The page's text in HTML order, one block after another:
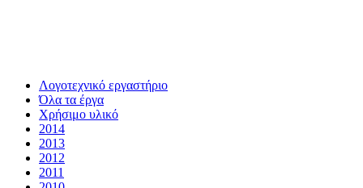
Λογοτεχνικό εργαστήριο
Όλα τα έργα
Χρήσιμο υλικό
2014
2013
2012
2011